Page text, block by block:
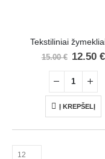
15.00€ 12.50€
Į KREPŠELĮ